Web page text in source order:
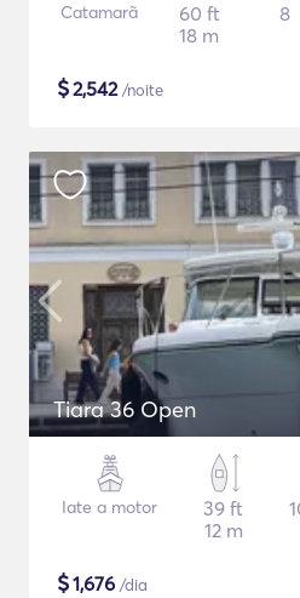
Catamarã
60 ft
18 m
8
$2,542/noite
Tiara 36 Open
Iate a motor
39 ft
12 m
$1,676 /dia